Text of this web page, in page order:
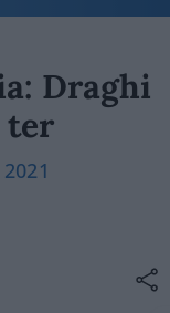
Draghi
ter